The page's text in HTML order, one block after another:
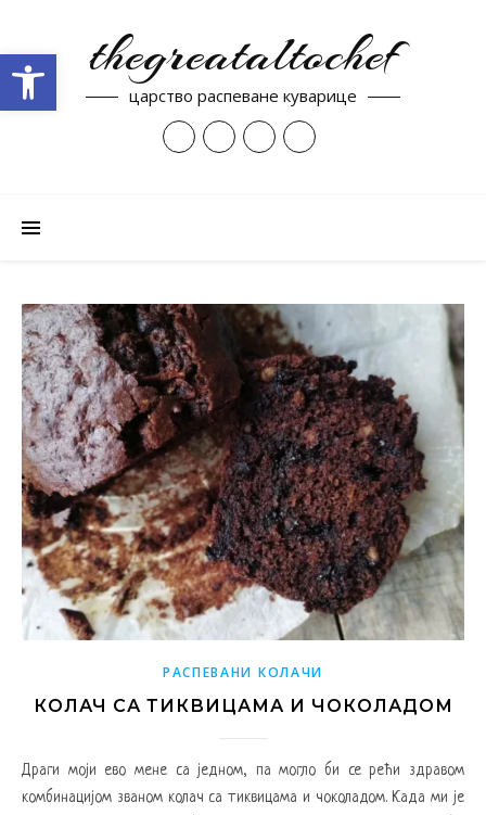
thegreataltochef
царство распеване куварице
РАСПЕВАНИ КОЛАЧИ
КОЛАЧ СА ТИКВИЦАМА И ЧОКОЛАДОМ
Драги моји ево мене са једном, па могло би се рећи здравом
комбинацијом званом колач са тиквицама и чоколадом. Када ми је
Open toolbar